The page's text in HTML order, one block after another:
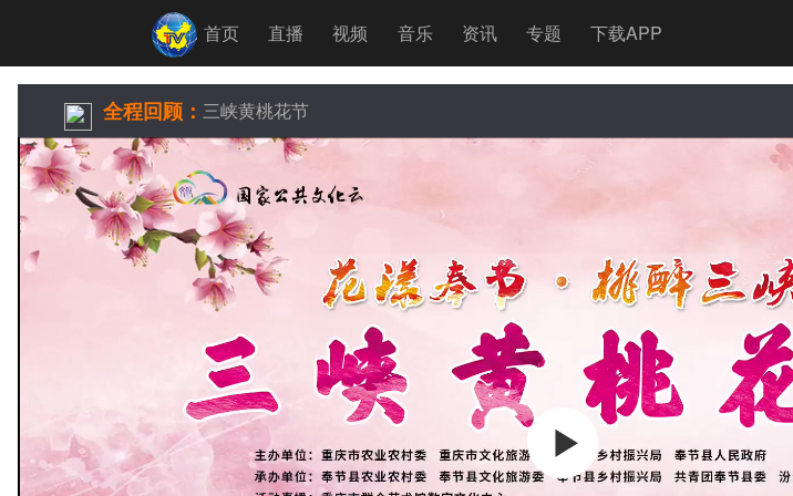
首页 直播 视频 音乐 资讯 专题 下载APP
全程回顾： 三峡黄桃花节